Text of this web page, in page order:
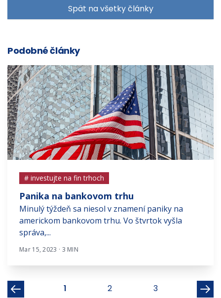
Spät na všetky články
Podobné články
# investujte na fin trhoch
Panika na bankovom trhu
Minulý týždeň sa niesol v znamení paniky na
americkom bankovom trhu. Vo štvrtok vyšla
správa,...
Mar 15, 2023 · 3 MIN
1 2 3